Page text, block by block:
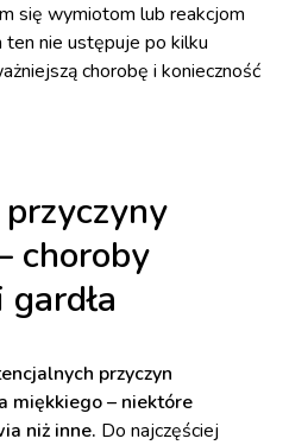
się wymiotom lub reakcjom
ten nie ustępuje po kilku
chorobę i konieczność
choroby
przyczyn
miękkiego – niektóre
niż inne. Do najczęściej